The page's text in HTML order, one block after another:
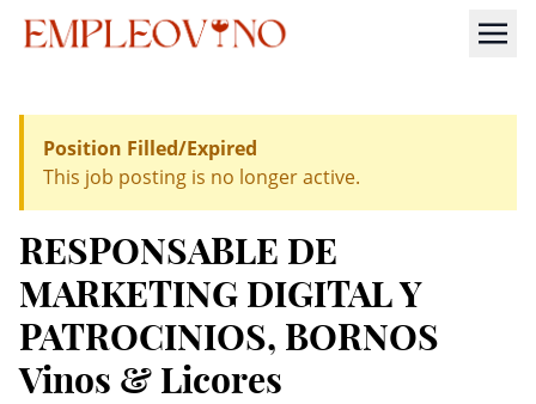
Position Filled/Expired
This job posting is no longer active.
RESPONSABLE DE
MARKETING DIGITAL Y
PATROCINIOS, BORNOS
Vinos & Licores